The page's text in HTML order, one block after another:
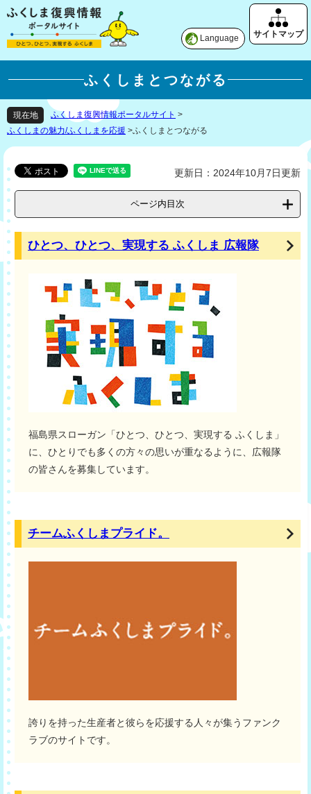
Language
ふくしまとつながる
現在地 ふくしま復興情報ポータルサイト >
ふくしまの魅力/ふくしまを応援 >ふくしまとつながる
更新日：2024年10月7日更新
ページ内目次
ひとつ、ひとつ、実現する ふくしま 広報隊
福島県スローガン「ひとつ、ひとつ、実現する ふくしま」
に、ひとりでも多くの方々の思いが重なるように、広報隊
の皆さんを募集しています。
チームふくしまプライド。
誇りを持った生産者と彼らを応援する人々が集うファンク
ラブのサイトです。